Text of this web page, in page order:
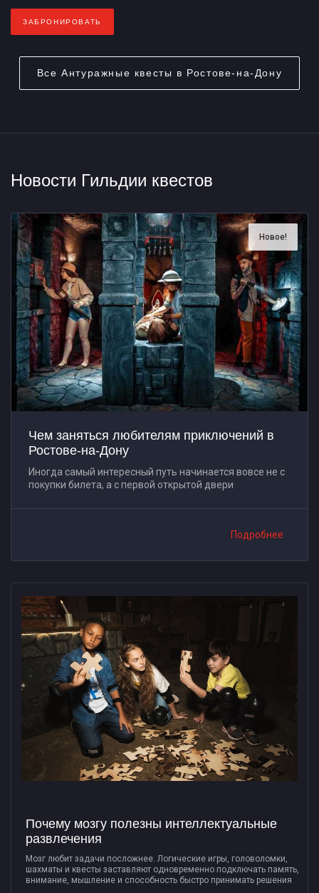
ЗАБРОНИРОВАТЬ
Все Антуражные квесты в Ростове-на-Дону
Новости Гильдии квестов
Новое!
Чем заняться любителям приключений в
Ростове-на-Дону
Иногда самый интересный путь начинается вовсе не с
покупки билета, а с первой открытой двери
Подробнее
Почему мозгу полезны интеллектуальные
развлечения
Мозг любит задачи посложнее. Логические игры, головоломки,
шахматы и квесты заставляют одновременно подключать память,
внимание, мышление и способность быстро принимать решения